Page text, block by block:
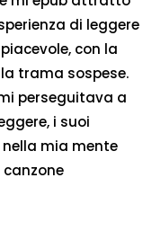
di leggere
con la
trama sospese.
perseguitava a
i suoi
mia mente